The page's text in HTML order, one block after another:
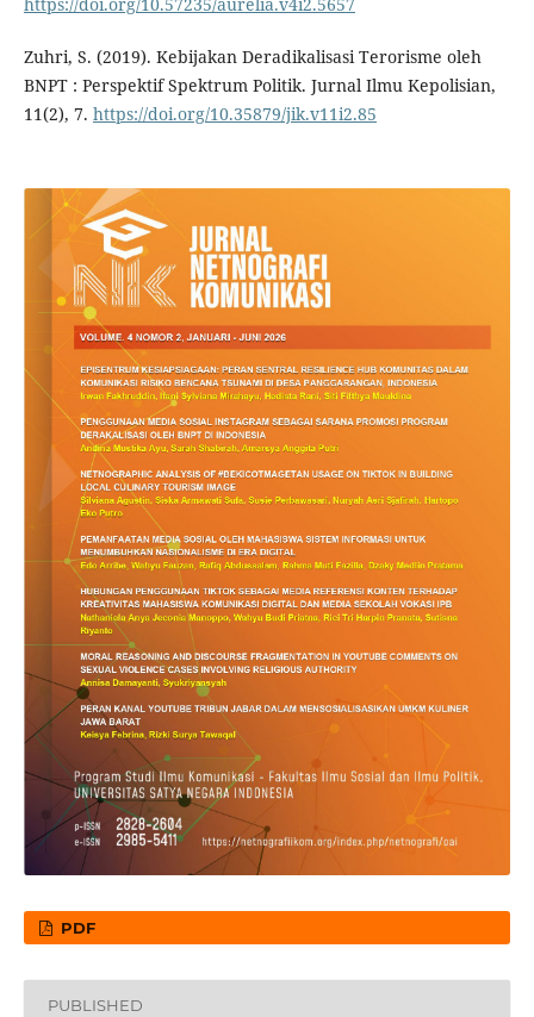
Zuhri, S. (2019). Kebijakan Deradikalisasi Terorisme oleh
BNPT : Perspektif Spektrum Politik. Jurnal Ilmu Kepolisian,
11(2), 7. https://doi.org/10.35879/jik.v11i2.85
PDF
PUBLISHED